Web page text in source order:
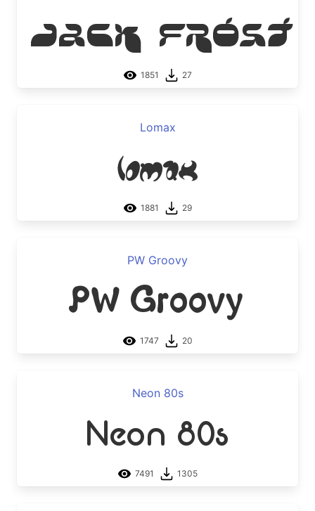
Jack Frost
1851 27
Lomax
Lomax
1881 29
PW Groovy
PW Groovy
1747 20
Neon 80s
Neon 80s
7491 1305